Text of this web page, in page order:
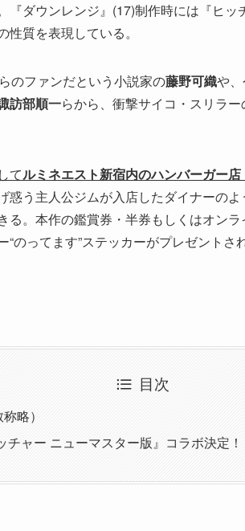
『ダウンレンジ』(17)制作時には『ヒッ
性質を表現している。
のファンだという小説家の藤野可織や
訪部順一らから、衝撃サイコ・スリラ
てルミネエスト新宿内のハンバーガー
惑う主人公ジムが入店したダイナーの
る。本作の鑑賞券・半券もしくはオン
のってます”ステッカーがプレゼントされ
目次
略）
チャー ニューマスター版』コラボ決定！